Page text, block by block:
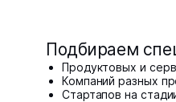
Подбираем
Продуктовых и
Компаний разных
Стартапов на